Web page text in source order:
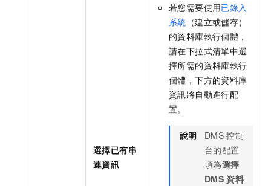
選擇已有串
連資訊
若您需要使用已錄入
系統 （建立或儲存）
的資料庫執行個體，
請在下拉式清單中選
擇所需的資料庫執行
個體，下方的資料庫
資訊將自動進行配
置。
說明 DMS 控制
台的配置
項為選擇
DMS 資料